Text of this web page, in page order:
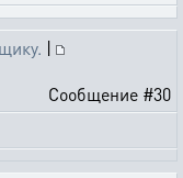
|
Сообщение #30